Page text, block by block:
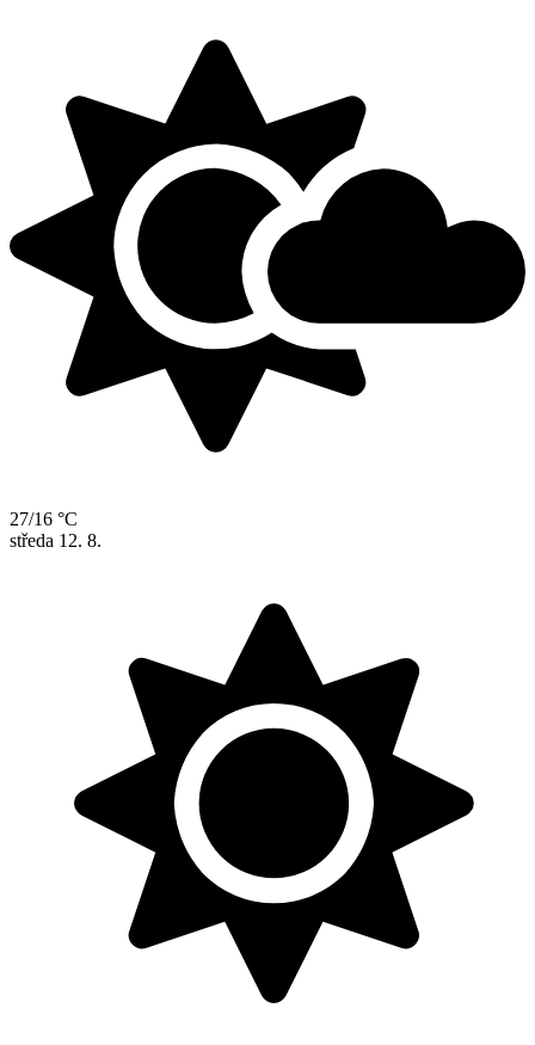
27/16 °C
středa 12. 8.